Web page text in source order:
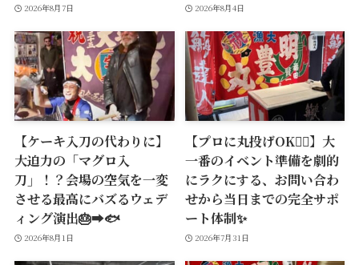
2026年8月7日 2026年8月4日
【ケーキ入刀の代わりに】
大迫力の「マグロ入
刀」！？会場の空気を一変
させる最高にバズるウェデ
ィング演出🎂➡️🐟
2026年8月1日
【プロに丸投げOK🙆‍♂️】大
一番のイベント準備を劇的
にラクにする、お問い合わ
せから当日までの完全サポ
ート体制✨
2026年7月31日